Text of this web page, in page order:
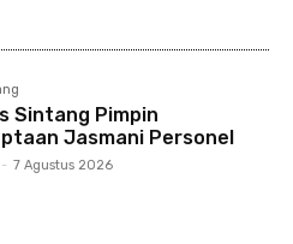
Sintang Pimpin
Jasmani Personel
- 7 Agustus 2026